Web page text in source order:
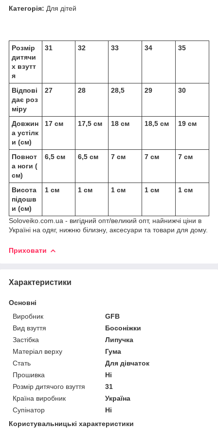
Категорія: Для дітей
Розмір
дитячи
х взутт
я
31 32 33 34 35
Відпові
дає роз
міру
27 28 28,5 29 30
Довжин
а устілк
и (см)
17 см 17,5 см 18 см 18,5 см 19 см
Повнот
а ноги (
см)
6,5 см 6,5 см 7 см 7 см 7 см
Висота
підошв
и (см)
1 см 1 см 1 см 1 см 1 см
Soloveiko.com.ua - вигідний опт/великий опт, найнижчі ціни в
Україні на одяг, нижню білизну, аксесуари та товари для дому.
Приховати
Характеристики
Основні
Виробник
GFB
Вид взуття
Босоніжки
Застібка
Липучка
Матеріал верху
Гума
Стать
Для дівчаток
Прошивка
Ні
Розмір дитячого взуття
31
Країна виробник
Україна
Супінатор
Ні
Користувальницькі характеристики